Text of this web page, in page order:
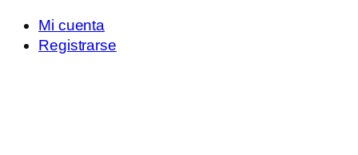
Mi cuenta
Registrarse